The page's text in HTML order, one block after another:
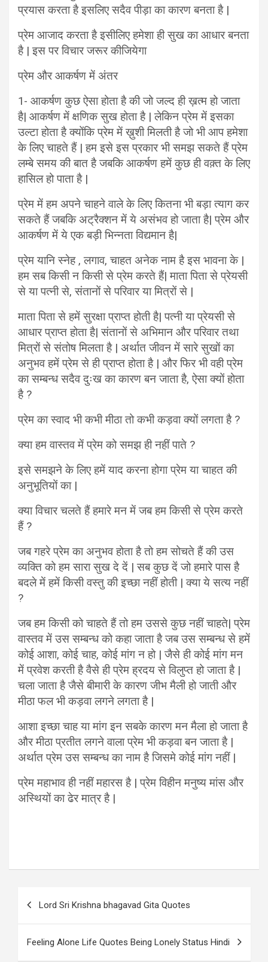
प्रयास करता है इसलिए सदैव पीड़ा का कारण बनता है |
प्रेम आजाद करता है इसीलिए हमेशा ही सुख का आधार बनता
है | इस पर विचार जरूर कीजियेगा
प्रेम और आकर्षण में अंतर
1- आकर्षण कुछ ऐसा होता है की जो जल्द ही ख़त्म हो जाता
है| आकर्षण में क्षणिक सुख होता है | लेकिन प्रेम में इसका
उल्टा होता है क्योंकि प्रेम में ख़ुशी मिलती है जो भी आप हमेशा
के लिए चाहते हैं | हम इसे इस प्रकार भी समझ सकते हैं प्रेम
लम्बे समय की बात है जबकि आकर्षण हमें कुछ ही वक़्त के लिए
हासिल हो पाता है |
प्रेम में हम अपने चाहने वाले के लिए कितना भी बड़ा त्याग कर
सकते हैं जबकि अट्रैक्शन में ये असंभव हो जाता है| प्रेम और
आकर्षण में ये एक बड़ी भिन्नता विद्यमान है|
प्रेम यानि स्नेह , लगाव, चाहत अनेक नाम है इस भावना के |
हम सब किसी न किसी से प्रेम करते हैं| माता पिता से प्रेयसी
से या पत्नी से, संतानों से परिवार या मित्रों से |
माता पिता से हमें सुरक्षा प्राप्त होती है| पत्नी या प्रेयसी से
आधार प्राप्त होता है| संतानों से अभिमान और परिवार तथा
मित्रों से संतोष मिलता है | अर्थात जीवन में सारे सुखों का
अनुभव हमें प्रेम से ही प्राप्त होता है | और फिर भी वही प्रेम
का सम्बन्ध सदैव दुःख का कारण बन जाता है, ऐसा क्यों होता
है ?
प्रेम का स्वाद भी कभी मीठा तो कभी कड़वा क्यों लगता है ?
क्या हम वास्तव में प्रेम को समझ ही नहीं पाते ?
इसे समझने के लिए हमें याद करना होगा प्रेम या चाहत की
अनुभूतियों का |
क्या विचार चलते हैं हमारे मन में जब हम किसी से प्रेम करते
हैं ?
जब गहरे प्रेम का अनुभव होता है तो हम सोचते हैं की उस
व्यक्ति को हम सारा सुख दे दें | सब कुछ दें जो हमारे पास है
बदले में हमें किसी वस्तु की इच्छा नहीं होती | क्या ये सत्य नहीं
?
जब हम किसी को चाहते हैं तो हम उससे कुछ नहीं चाहते| प्रेम
वास्तव में उस सम्बन्ध को कहा जाता है जब उस सम्बन्ध से हमें
कोई आशा, कोई चाह, कोई मांग न हो | जैसे ही कोई मांग मन
में प्रवेश करती है वैसे ही प्रेम ह्रदय से विलुप्त हो जाता है |
चला जाता है जैसे बीमारी के कारण जीभ मैली हो जाती और
मीठा फल भी कड़वा लगने लगता है |
आशा इच्छा चाह या मांग इन सबके कारण मन मैला हो जाता है
और मीठा प्रतीत लगने वाला प्रेम भी कड़वा बन जाता है |
अर्थात प्रेम उस सम्बन्ध का नाम है जिसमे कोई मांग नहीं |
प्रेम महाभाव ही नहीं महारस है | प्रेम विहीन मनुष्य मांस और
अस्थियों का ढेर मात्र है |
Lord Sri Krishna bhagavad Gita Quotes
Feeling Alone Life Quotes Being Lonely Status Hindi